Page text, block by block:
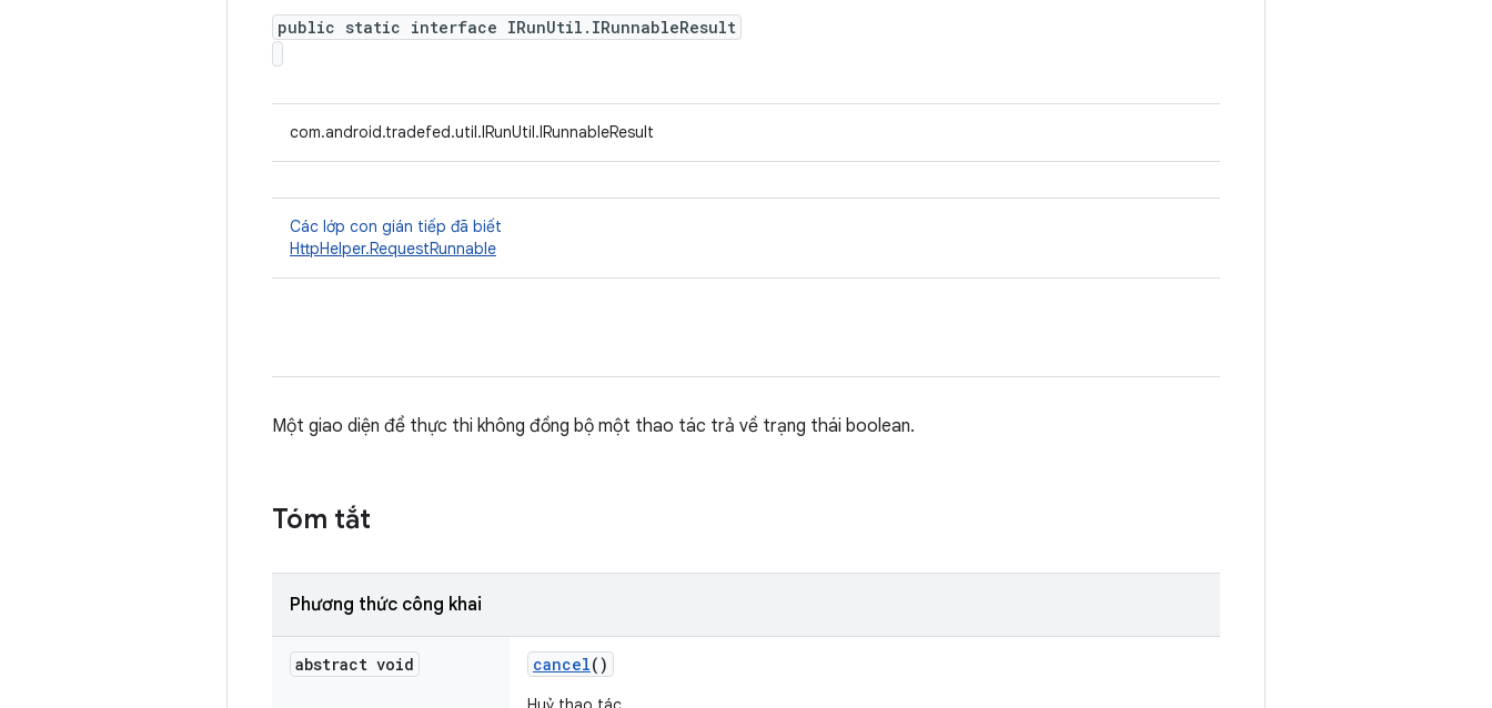
public static interface IRunUtil.IRunnableResult
com.android.tradefed.util.IRunUtil.IRunnableResult
Các lớp con gián tiếp đã biết
HttpHelper.RequestRunnable
Một giao diện để thực thi không đồng bộ một thao tác trả về trạng thái boolean.
Tóm tắt
Phương thức công khai
abstract void cancel()